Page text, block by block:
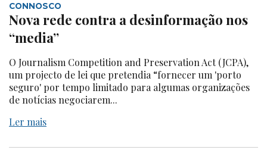
CONNOSCO
Nova rede contra a desinformação nos
“media”
O Journalism Competition and Preservation Act (JCPA),
um projecto de lei que pretendia “fornecer um 'porto
seguro' por tempo limitado para algumas organizações
de notícias negociarem...
Ler mais